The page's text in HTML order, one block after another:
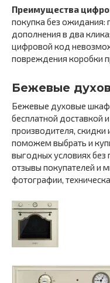
Преимущества
покупка без ожидания:
дополнения в два клика;
цифровой код
повреждения коробки
Бежевые
Бежевые духовые
бесплатной доставкой
производителя, скидки
поможем выбрать и
выгодных условиях без
отзывы покупателей и
фотографии,